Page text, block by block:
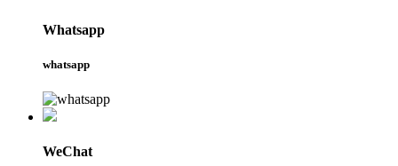
Whatsapp
whatsapp
WeChat